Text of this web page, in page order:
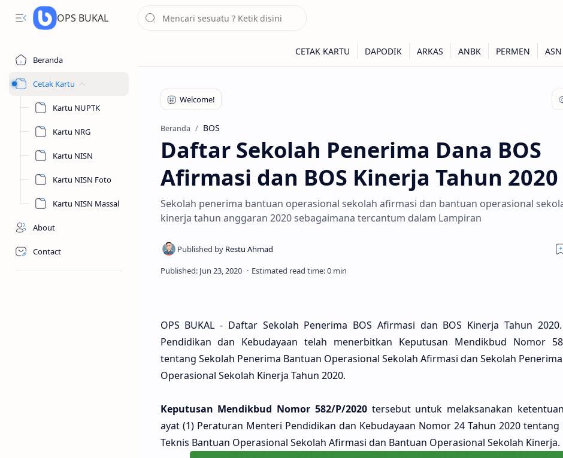
OPS BUKAL
Beranda
Cetak Kartu
Kartu NUPTK
Kartu NRG
Kartu NISN
Kartu NISN Foto
Kartu NISN Massal
About
Contact
Beranda BOS
Daftar Sekolah Penerima Dana BOS
Afirmasi dan BOS Kinerja Tahun 2020
Sekolah penerima bantuan operasional sekolah afirmasi dan bantuan operasional
kinerja tahun anggaran 2020 sebagaimana tercantum dalam Lampiran
OPS BUKAL - Daftar Sekolah Penerima BOS Afirmasi dan BOS Kinerja Tahun
Pendidikan dan Kebudayaan telah menerbitkan Keputusan Mendikbud Nomor
tentang Sekolah Penerima Bantuan Operasional Sekolah Afirmasi dan Sekolah
Operasional Sekolah Kinerja Tahun 2020.
Keputusan Mendikbud Nomor 582/P/2020tersebut untuk melaksanakan
ayat (1) Peraturan Menteri Pendidikan dan Kebudayaan Nomor 24 Tahun 2020 tentang
Teknis Bantuan Operasional Sekolah Afirmasi dan Bantuan Operasional Sekolah Kinerja.